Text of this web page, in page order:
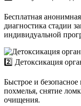
Бесплатная
диагностика стадии
индивидуальной
2️⃣ Детоксикация
Быстрое и
похмелья, снятие
очищения.